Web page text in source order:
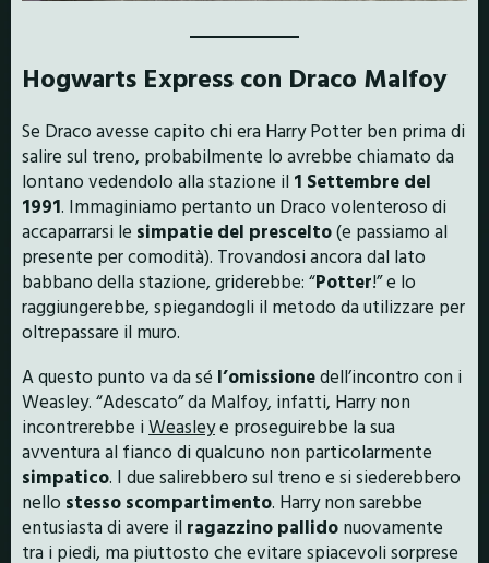
Hogwarts Express con Draco Malfoy
Se Draco avesse capito chi era Harry Potter ben prima di
salire sul treno, probabilmente lo avrebbe chiamato da
lontano vedendolo alla stazione il 1 Settembre del
1991. Immaginiamo pertanto un Draco volenteroso di
accaparrarsi le simpatie del prescelto(e passiamo al
presente per comodità). Trovandosi ancora dal lato
babbano della stazione, griderebbe: “Potter!” e lo
raggiungerebbe, spiegandogli il metodo da utilizzare per
oltrepassare il muro.
A questo punto va da sé l’omissionedell’incontro con i
Weasley. “Adescato” da Malfoy, infatti, Harry non
incontrerebbe i Weasleye proseguirebbe la sua
avventura al fianco di qualcuno non particolarmente
simpatico. I due salirebbero sul treno e si siederebbero
nello stesso scompartimento. Harry non sarebbe
entusiasta di avere il ragazzino pallido nuovamente
tra i piedi, ma piuttosto che evitare spiacevoli sorprese